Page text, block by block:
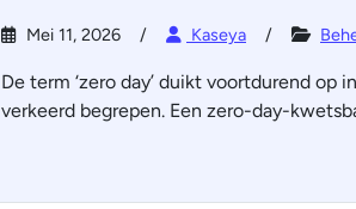
Mei 11, 2026 Kaseya
De term ‘zero day’ duikt voortdurend
verkeerd begrepen. Een zero-day-